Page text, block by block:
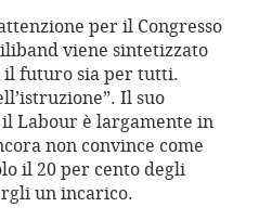
per il Congresso
viene sintetizzato
il futuro sia per tutti.
Il suo
Labour è largamente in
non convince come
il 20 per cento degli
un incarico.